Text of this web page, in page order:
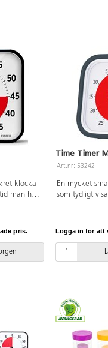
klocka
man har
minskar
Denna
att hänga
pris.
Time Timer
Art.nr: 53242
En mycket
som tydligt
t.ex. 30 min,
använda i en
på baksidan.
ABS och PC.
Logga in för att